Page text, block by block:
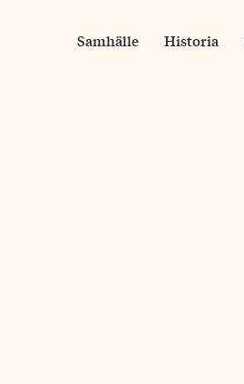
Samhälle Historia